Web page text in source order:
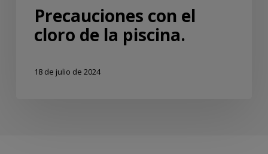
Precauciones con el
cloro de la piscina.
18 de julio de 2024